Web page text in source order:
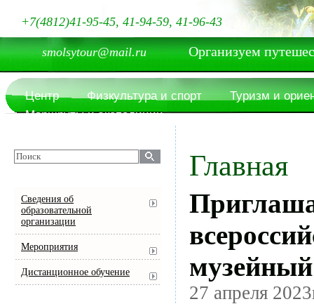
smolsytour@mail.ruОрганизуем
+7(4812)41-95-45, 41-94-59, 41-96-43
Центр Физкультура и спорт
Туризм и
Маршруты и экспедиции
Главная
27 апреля
Сведения об
образовательной
организации
Мероприятия
Дистанционное обучение